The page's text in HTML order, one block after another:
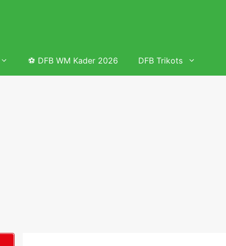
⚽ DFB WM Kader 2026 DFB Trikots